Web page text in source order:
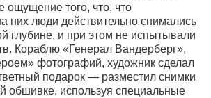
ощущение того, что, что
них люди действительно снимались
глубине, и при этом не испытывали
Кораблю «Генерал Вандерберг»,
фотографий, художник сделал
подарок — разместил снимки
обшивке, используя специальные